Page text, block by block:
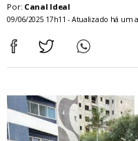
Por: Canal Ideal
09/06/2025 17h11 - Atualizado há um